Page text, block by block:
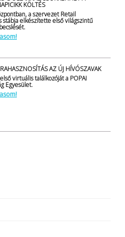
KÖLTÉS
a szervezet Retail
stábja elkészítette első világszintű
AZ ÚJ HÍVÓSZAVAK
virtuális találkozóját a POPAI
Egyesület.